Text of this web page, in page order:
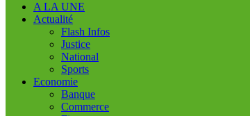
A LA UNE
Actualité
Flash Infos
Justice
National
Sports
Economie
Banque
Commerce